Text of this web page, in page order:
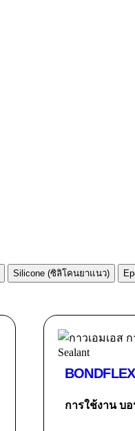
Silicone (ซิลิโคนยาแนว)
การใช้งาน บอ